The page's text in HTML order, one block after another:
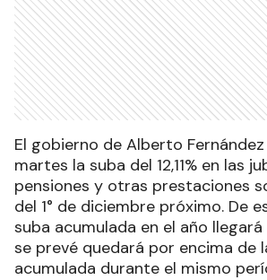
El gobierno de Alberto
martes la suba del 12,11% en las
pensiones y otras prestaciones
del 1° de diciembre próximo. De
suba acumulada en el año llegará
se prevé quedará por encima de
acumulada durante el mismo